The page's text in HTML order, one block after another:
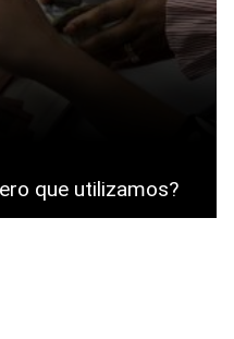
que utilizamos?